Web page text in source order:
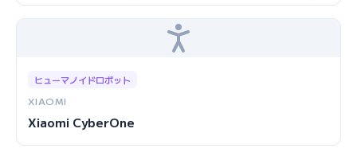
ヒューマノイドロボット
XIAOMI
Xiaomi CyberOne